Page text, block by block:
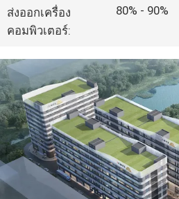
ทัวร์
โรงงาน
ควบคุม
คุณภาพ
ส่งออกเครื่อง
คอมพิวเตอร์:
80% - 90%